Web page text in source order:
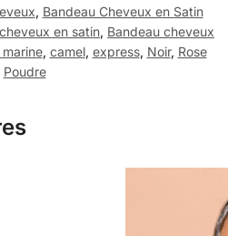
, Bandeau Cheveux en Satin
en satin, Bandeau cheveux
marine, camel, express, Noir, Rose
Poudre